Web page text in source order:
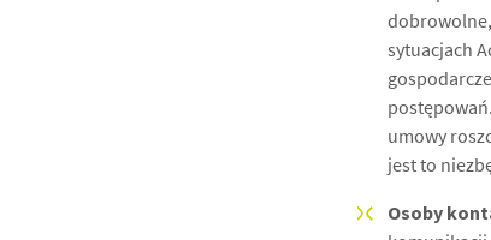
sytuacjach
umowy
jest to
Osoby